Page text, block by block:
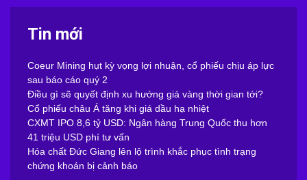
Tin mới
Coeur Mining hụt kỳ vọng lợi nhuận, cổ phiếu chịu áp lực
sau báo cáo quý 2
Điều gì sẽ quyết định xu hướng giá vàng thời gian tới?
Cổ phiếu châu Á tăng khi giá dầu hạ nhiệt
CXMT IPO 8,6 tỷ USD: Ngân hàng Trung Quốc thu hơn
41 triệu USD phí tư vấn
Hóa chất Đức Giang lên lộ trình khắc phục tình trạng
chứng khoán bị cảnh báo